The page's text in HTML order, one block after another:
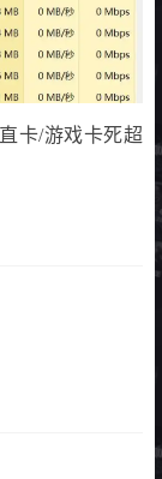
卡/游戏卡死超